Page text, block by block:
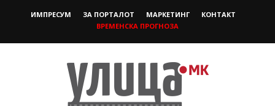
ИМПРЕСУМ ЗА ПОРТАЛОТ МАРКЕТИНГ
КОНТАКТ
ВРЕМЕНСКА ПРОГНОЗА